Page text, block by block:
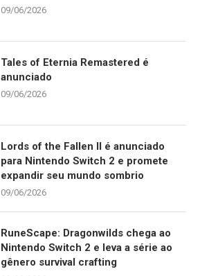
09/06/2026
Tales of Eternia Remastered é
anunciado
09/06/2026
Lords of the Fallen II é anunciado
para Nintendo Switch 2 e promete
expandir seu mundo sombrio
09/06/2026
RuneScape: Dragonwilds chega ao
Nintendo Switch 2 e leva a série ao
gênero survival crafting